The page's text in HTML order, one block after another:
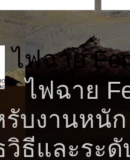
ไฟฉาย
ไฟฉาย
บงานหนั
วิธีและระ